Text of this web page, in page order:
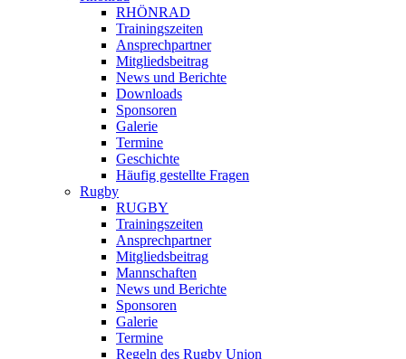
RHÖNRAD
Trainingszeiten
Ansprechpartner
Mitgliedsbeitrag
News und Berichte
Downloads
Sponsoren
Galerie
Termine
Geschichte
Häufig gestellte Fragen
Rugby
RUGBY
Trainingszeiten
Ansprechpartner
Mitgliedsbeitrag
Mannschaften
News und Berichte
Sponsoren
Galerie
Termine
Regeln des Rugby Union